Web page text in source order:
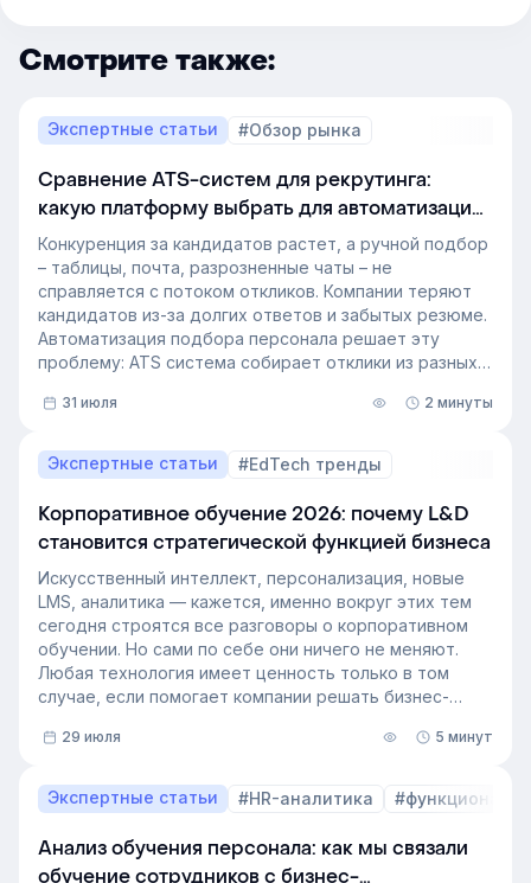
Смотрите также:
Экспертные статьи #Обзор рынка
Сравнение ATS-систем для рекрутинга:
какую платформу выбрать для автоматизации
подбора персонала
Конкуренция за кандидатов растет, а ручной подбор
– таблицы, почта, разрозненные чаты – не
справляется с потоком откликов. Компании теряют
кандидатов из-за долгих ответов и забытых резюме.
Автоматизация подбора персонала решает эту
проблему: ATS система собирает отклики из разных
снимает с рекрутера рутину. Сегодня программа для
и системного закрытия вакансий.
31 июля 2 минуты
Экспертные статьи #EdTech тренды
Корпоративное обучение 2026: почему L&D
становится стратегической функцией бизнеса
Искусственный интеллект, персонализация, новые
LMS, аналитика — кажется, именно вокруг этих тем
сегодня строятся все разговоры о корпоративном
обучении. Но сами по себе они ничего не меняют.
Любая технология имеет ценность только в том
случае, если помогает компании решать бизнес-
Сегодня бизнес интересует уже не выбор
обучение оказывает на компанию и можно ли этот
эффект измерить. Такой взгляд меняет подходы к
развитию сотрудников, требования к HR и L&D, а
также на критерии выбора LMS.
29 июля 5 минут
Экспертные статьи #HR-аналитика #функционал
Анализ обучения персонала: как мы связали
обучение сотрудников с бизнес-